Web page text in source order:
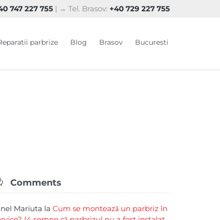
747 227 755 | → Tel. Brasov: +40 729 227 755
parbrize Blog Brasov Bucuresti
Comments
Mariuta la Cum se montează un parbriz în